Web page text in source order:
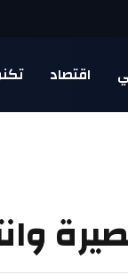
اقتصاد